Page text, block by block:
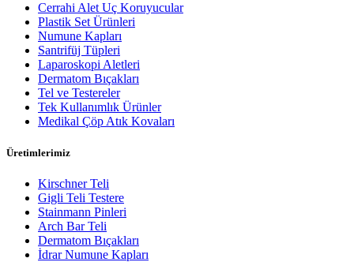
Cerrahi Alet Uç Koruyucular
Plastik Set Ürünleri
Numune Kapları
Santrifüj Tüpleri
Laparoskopi Aletleri
Dermatom Bıçakları
Tel ve Testereler
Tek Kullanımlık Ürünler
Medikal Çöp Atık Kovaları
Üretimlerimiz
Kirschner Teli
Gigli Teli Testere
Stainmann Pinleri
Arch Bar Teli
Dermatom Bıçakları
İdrar Numune Kapları